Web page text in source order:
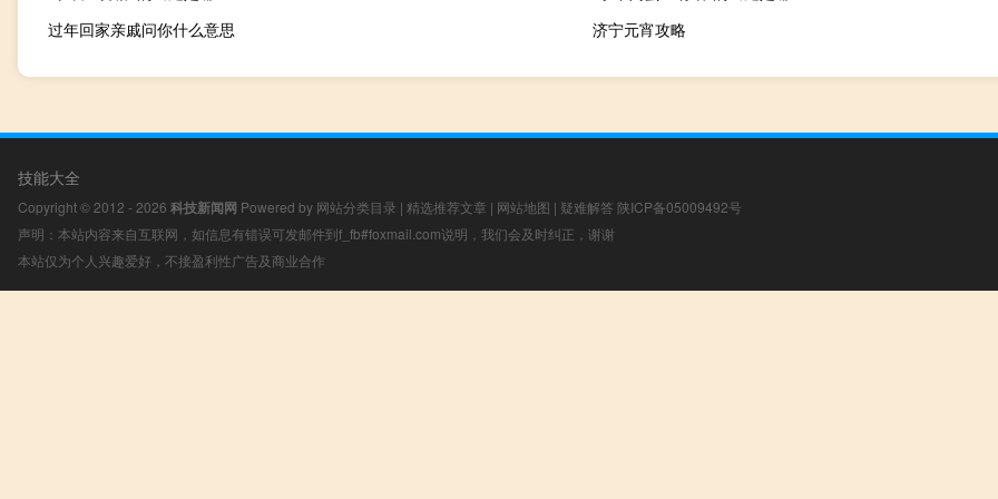
过年回家亲戚问你什么意思
济宁元宵攻略
技能大全
Copyright © 2012 - 2026 科技新闻网 Powered by 网站分类目录 | 精选推荐文章 | 网站地图 | 疑难解答 陕ICP备05009492号
声明：本站内容来自互联网，如信息有错误可发邮件到f_fb#foxmail.com说明，我们会及时纠正，谢谢
本站仅为个人兴趣爱好，不接盈利性广告及商业合作